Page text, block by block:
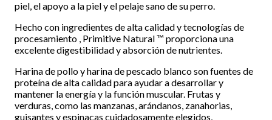
piel, el apoyo a la piel y el pelaje sano de su perro.
Hecho con ingredientes de alta calidad y tecnologías de
procesamiento , Primitive Natural ™ proporciona una
excelente digestibilidad y absorción de nutrientes.
Harina de pollo y harina de pescado blanco son fuentes de
proteína de alta calidad para ayudar a desarrollar y
mantener la energía y la función muscular. Frutas y
verduras, como las manzanas, arándanos, zanahorias,
guisantes y espinacas cuidadosamente elegidos,